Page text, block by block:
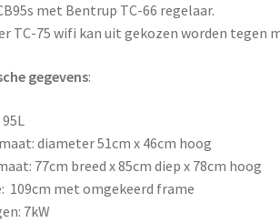
met Bentrup TC-66 regelaar.
TC-75 wifi kan uit gekozen worden tegen
gegevens:
diameter 51cm x 46cm hoog
77cm breed x 85cm diep x 78cm hoog
109cm met omgekeerd frame
7kW